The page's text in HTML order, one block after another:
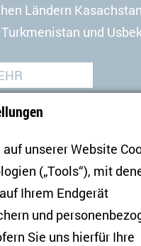
Ländern
und
und
unserer Website
(„Tools“), mit
Ihrem Endgerät
und
Sie uns hierfür Ihre